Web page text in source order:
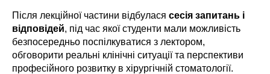
Після лекційної частини відбулася сесія запитань і
відповідей, під час якої студенти мали можливість
безпосередньо поспілкуватися з лектором,
обговорити реальні клінічні ситуації та перспективи
професійного розвитку в хірургічній стоматології.